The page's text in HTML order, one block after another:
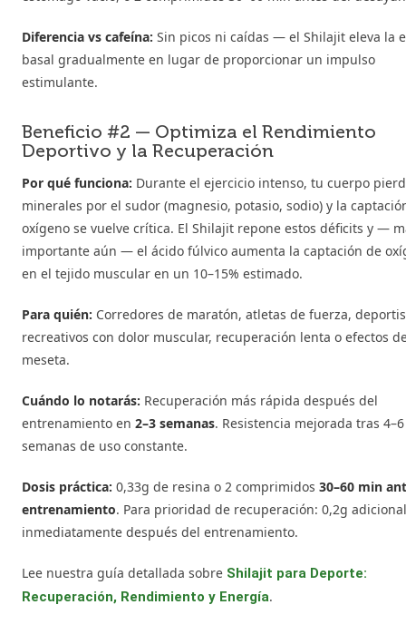
Diferencia vs cafeína: Sin picos ni caídas — el Shilajit eleva la
basal gradualmente en lugar de proporcionar un impulso
estimulante.
Beneficio #2 — Optimiza el Rendimiento
Deportivo y la Recuperación
Por qué funciona: Durante el ejercicio intenso, tu cuerpo
minerales por el sudor (magnesio, potasio, sodio) y la
oxígeno se vuelve crítica. El Shilajit repone estos déficits y —
importante aún — el ácido fúlvico aumenta la captación de
en el tejido muscular en un 10–15% estimado.
Para quién: Corredores de maratón, atletas de fuerza,
recreativos con dolor muscular, recuperación lenta o efectos
meseta.
Cuándo lo notarás: Recuperación más rápida después del
entrenamiento en 2–3 semanas. Resistencia mejorada tras 4–6
semanas de uso constante.
Dosis práctica: 0,33g de resina o 2 comprimidos 30–60 min
entrenamiento. Para prioridad de recuperación: 0,2g
inmediatamente después del entrenamiento.
Lee nuestra guía detallada sobre Shilajit para Deporte:
Recuperación, Rendimiento y Energía.